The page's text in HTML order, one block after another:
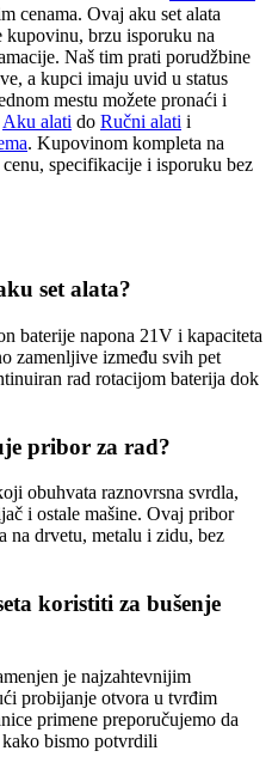
cenama. Ovaj aku set alata
kupovinu, brzu isporuku na
Naš tim prati porudžbine
a kupci imaju uvid u status
mestu možete pronaći i
Aku alati do Ručni alati i
. Kupovinom kompleta na
specifikacije i isporuku bez
set alata?
baterije napona 21V i kapaciteta
zamenljive između svih pet
rad rotacijom baterija dok
pribor za rad?
obuhvata raznovrsna svrdla,
i ostale mašine. Ovaj pribor
na drvetu, metalu i zidu, bez
koristiti za bušenje
je najzahtevnijim
probijanje otvora u tvrđim
primene preporučujemo da
bismo potvrdili